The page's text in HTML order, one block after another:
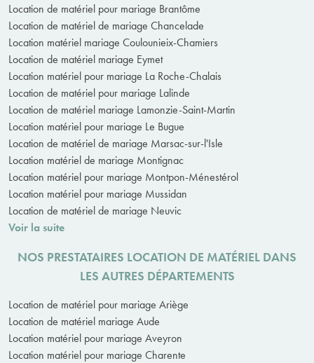
Location de matériel pour mariage Brantôme
Location de matériel de mariage Chancelade
Location matériel mariage Coulounieix-Chamiers
Location de matériel mariage Eymet
Location matériel pour mariage La Roche-Chalais
Location de matériel pour mariage Lalinde
Location de matériel mariage Lamonzie-Saint-Martin
Location matériel pour mariage Le Bugue
Location de matériel de mariage Marsac-sur-l'Isle
Location matériel de mariage Montignac
Location matériel pour mariage Montpon-Ménestérol
Location matériel pour mariage Mussidan
Location de matériel de mariage Neuvic
Voir la suite
NOS PRESTATAIRES LOCATION DE MATÉRIEL DANS
LES AUTRES DÉPARTEMENTS
Location de matériel pour mariage Ariège
Location de matériel mariage Aude
Location matériel pour mariage Aveyron
Location matériel pour mariage Charente